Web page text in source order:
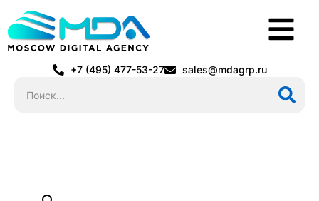
+7 (495) 477-53-27 sales@mdagrp.ru